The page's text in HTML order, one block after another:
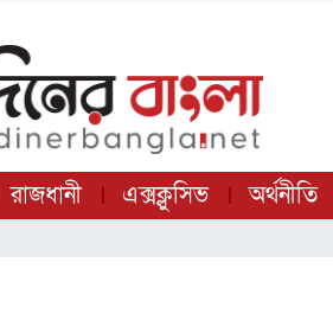
রাজধানী এক্সক্লুসিভ অর্থনীতি